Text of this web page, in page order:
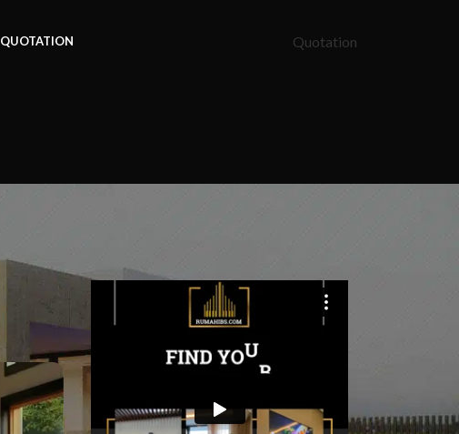
QUOTATION Quotation